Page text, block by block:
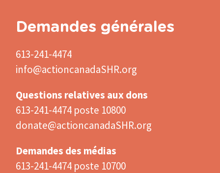
Demandes générales
613-241-4474
info@actioncanadaSHR.org
Questions relatives aux dons
613-241-4474 poste 10800
donate@actioncanadaSHR.org
Demandes des médias
613-241-4474 poste 10700